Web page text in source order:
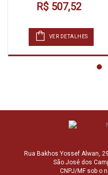
R$ 507,52
VER DETALHES
Rua Bakhos Yossef Alwan,
São José dos
CNPJ/MF sob o